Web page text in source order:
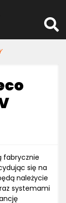
fabrycznie
się na
należycie
systemami